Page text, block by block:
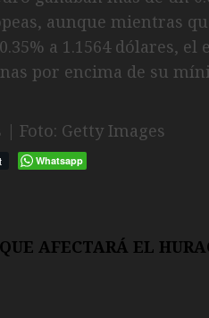
aunque mientras
a 1.1564 dólares,
por encima de su
Foto: Getty Images
Whatsapp
AFECTARÁ EL